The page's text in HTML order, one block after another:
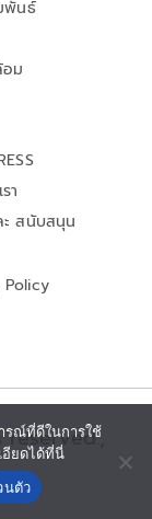
พันธ์
ม
า
สนับสนุน
Policy
รณ์ที่ดีในการใช้
อียดได้ที่นี่
นตัว